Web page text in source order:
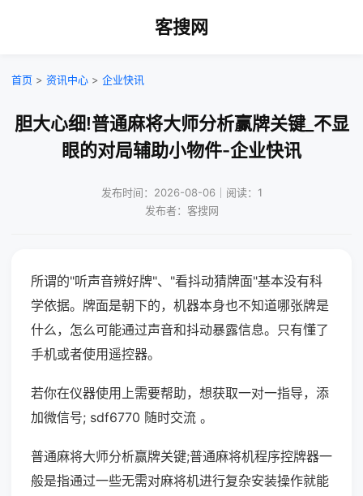
客搜网
首页 > 资讯中心 > 企业快讯
胆大心细!普通麻将大师分析赢牌关键_不显
眼的对局辅助小物件-企业快讯
发布时间：2026-08-06｜阅读：1
发布者：客搜网
所谓的"听声音辨好牌"、"看抖动猜牌面"基本没有科
学依据。牌面是朝下的，机器本身也不知道哪张牌是
什么，怎么可能通过声音和抖动暴露信息。只有懂了
手机或者使用遥控器。
若你在仪器使用上需要帮助，想获取一对一指导，添
加微信号; sdf6770 随时交流 。
普通麻将大师分析赢牌关键;普通麻将机程序控牌器一
般是指通过一些无需对麻将机进行复杂安装操作就能